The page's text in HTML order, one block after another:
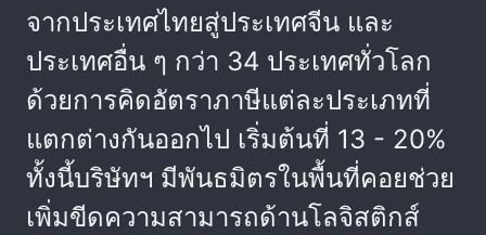
จากประเทศไทยสู่ประเทศจีน และ
ประเทศอื่น ๆ กว่า 34 ประเทศทั่วโลก
ด้วยการคิดอัตราภาษีแต่ละประเภทที่
แตกต่างกันออกไป เริ่มต้นที่ 13 - 20%
ทั้งนี้บริษัทฯ มีพันธมิตรในพื้นที่คอยช่วย
เพิ่มขีดความสามารถด้านโลจิสติกส์